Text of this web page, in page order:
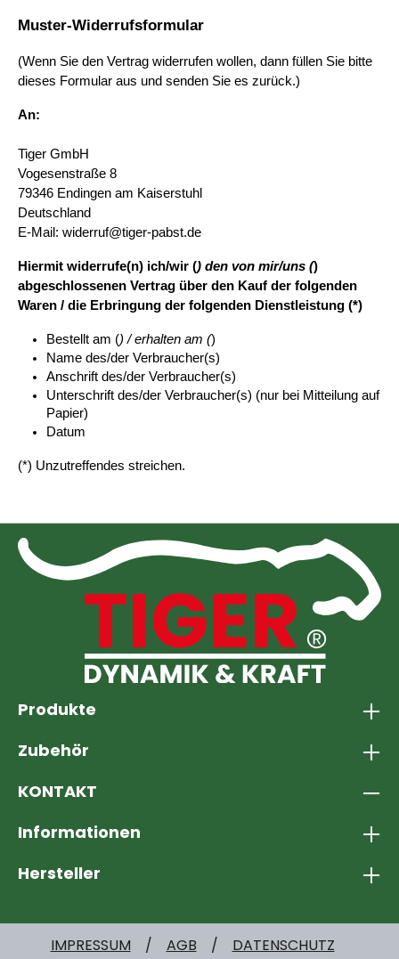
Muster-Widerrufsformular
(Wenn Sie den Vertrag widerrufen wollen, dann füllen Sie bitte
dieses Formular aus und senden Sie es zurück.)
An:
Tiger GmbH
Vogesenstraße 8
79346 Endingen am Kaiserstuhl
Deutschland
E-Mail: widerruf@tiger-pabst.de
Hiermit widerrufe(n) ich/wir () den von mir/uns ()
abgeschlossenen Vertrag über den Kauf der folgenden
Waren / die Erbringung der folgenden Dienstleistung (*)
Bestellt am () / erhalten am ()
Name des/der Verbraucher(s)
Anschrift des/der Verbraucher(s)
Unterschrift des/der Verbraucher(s) (nur bei Mitteilung auf
Papier)
Datum
(*) Unzutreffendes streichen.
Produkte
Zubehör
KONTAKT
Informationen
Hersteller
IMPRESSUM AGB DATENSCHUTZ